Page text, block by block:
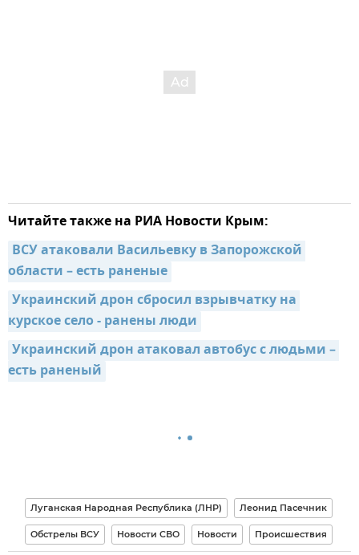
Читайте также на РИА Новости Крым:
ВСУ атаковали Васильевку в Запорожской
области – есть раненые
Украинский дрон сбросил взрывчатку на
курское село - ранены люди
Украинский дрон атаковал автобус с людьми –
есть раненый
Луганская Народная Республика (ЛНР) Леонид Пасечник
Обстрелы ВСУ Новости СВО Новости Происшествия